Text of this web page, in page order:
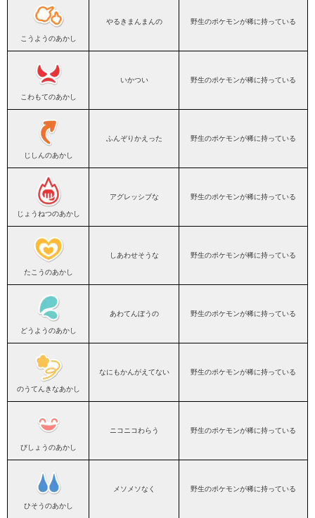
こうようのあかし
やるきまんまんの 野生のポケモンが稀に持っている
こわもてのあかし
いかつい 野生のポケモンが稀に持っている
じしんのあかし
ふんぞりかえった 野生のポケモンが稀に持っている
じょうねつのあかし
アグレッシブな 野生のポケモンが稀に持っている
たこうのあかし
しあわせそうな 野生のポケモンが稀に持っている
どうようのあかし
あわてんぼうの 野生のポケモンが稀に持っている
のうてんきなあかし
なにもかんがえてない 野生のポケモンが稀に持っている
びしょうのあかし
ニコニコわらう 野生のポケモンが稀に持っている
ひそうのあかし
メソメソなく 野生のポケモンが稀に持っている